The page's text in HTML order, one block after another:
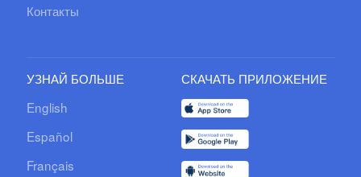
Контакты
УЗНАЙ БОЛЬШЕ
English
Español
Français
СКАЧАТЬ ПРИЛОЖЕНИЕ